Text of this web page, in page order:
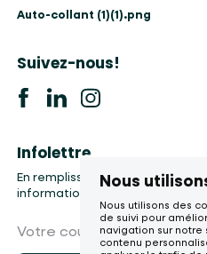
Nous
Nous utilisons des
de suivi pour
navigation sur notre
contenu
Auto-collant (1)(1).png
Suivez-nous!
Infolettre
En remplissant le formulaire,
informations, etc.
Votre courriel